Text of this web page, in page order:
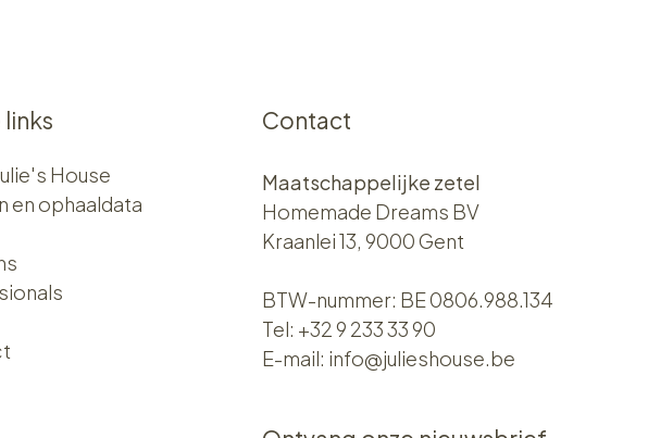
House
en ophaaldata
Contact
Maatschappelijke zetel
Homemade Dreams BV
Kraanlei 13, 9000 Gent
BTW-nummer: BE 0806.988.134
Tel: +32 9 233 33 90
E-mail: info@julieshouse.be